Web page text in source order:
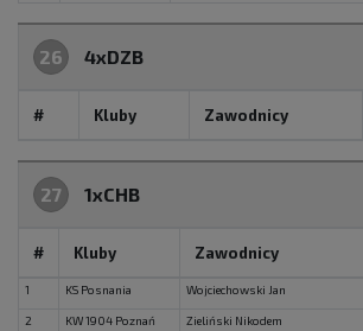
26 4xDZB
# Kluby Zawodnicy
27 1xCHB
# Kluby Zawodnicy
1 KS Posnania Wojciechowski Jan
2
KW 1904 Poznań Zieliński Nikodem